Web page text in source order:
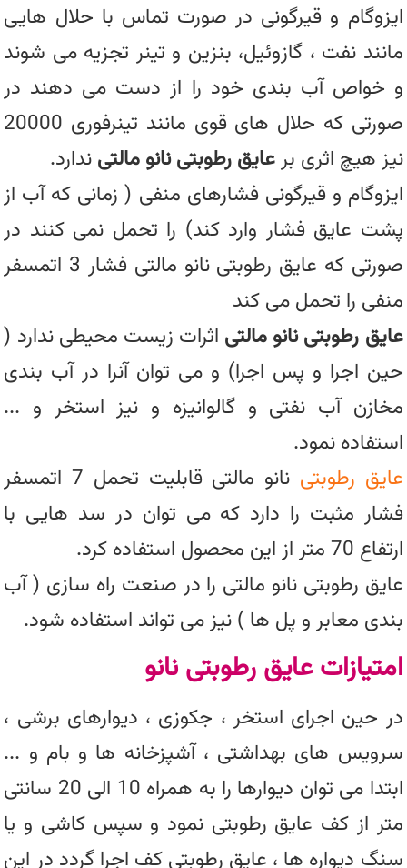
ایزوگام و قیرگونی در صورت تماس با حلال هایی
مانند نفت ، گازوئیل، بنزین و تینر تجزیه می شوند
و خواص آب بندی خود را از دست می دهند در
صورتی که حلال های قوی مانند تینرفوری 20000
نیز هیچ اثری برعایق رطوبتی نانو مالتی ندارد.
ایزوگام و قیرگونی فشارهای منفی ( زمانی که آب از
پشت عایق فشار وارد کند) را تحمل نمی کنند در
صورتی که عایق رطوبتی نانو مالتی فشار 3 اتمسفر
منفی را تحمل می کند
عایق رطوبتی نانو مالتی اثرات زیست محیطی ندارد (
حین اجرا و پس اجرا) و می توان آنرا در آب بندی
مخازن آب نفتی و گالوانیزه و نیز استخر و ...
استفاده نمود.
عایق رطوبتی
نانو مالتی قابلیت تحمل 7 اتمسفر
فشار مثبت را دارد که می توان در سد هایی با
ارتفاع 70 متر از این محصول استفاده کرد.
عایق رطوبتی نانو مالتی را در صنعت راه سازی ( آب
بندی معابر و پل ها ) نیز می تواند استفاده شود.
امتیازات عایق رطوبتی نانو
در حین اجرای استخر ، جکوزی ، دیوارهای برشی ،
سرویس های بهداشتی ، آشپزخانه ها و بام و ...
ابتدا می توان دیوارها را به همراه 10 الی 20 سانتی
متر از کف عایق رطوبتی نمود و سپس کاشی و یا
سنگ دیواره ها ، عایق رطوبتی کف اجرا گردد در این